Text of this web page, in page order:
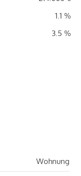
1.1 %
3.5 %
Wohnung